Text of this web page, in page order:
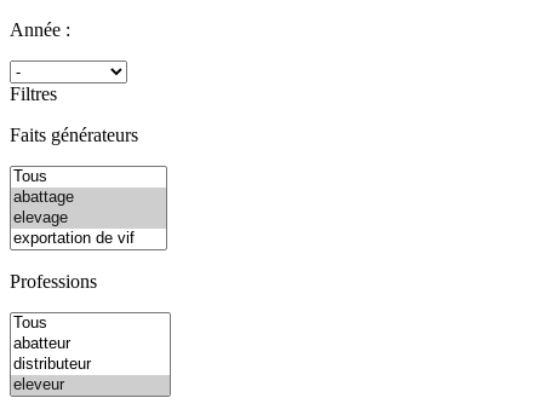
Année :
Filtres
Faits générateurs
Professions